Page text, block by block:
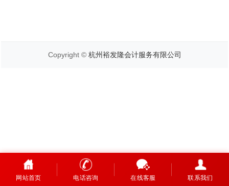
Copyright © 杭州裕发隆会计服务有限公司
网站首页 电话咨询 在线客服 联系我们